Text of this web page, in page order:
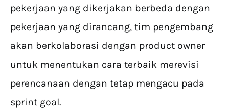
pekerjaan yang dikerjakan berbeda dengan
pekerjaan yang dirancang, tim pengembang
akan berkolaborasi dengan product owner
untuk menentukan cara terbaik merevisi
perencanaan dengan tetap mengacu pada
sprint goal.